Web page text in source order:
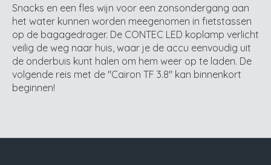
Snacks en een fles wijn voor een zonsondergang aan
het water kunnen worden meegenomen in fietstassen
op de bagagedrager. De CONTEC LED koplamp verlicht
veilig de weg naar huis, waar je de accu eenvoudig uit
de onderbuis kunt halen om hem weer op te laden. De
volgende reis met de "Cairon TF 3.8" kan binnenkort
beginnen!